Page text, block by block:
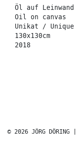
Öl auf Leinwand
Oil on canvas
Unikat / Unique
130x130cm
2018
© 2026 JÖRG DÖRING |